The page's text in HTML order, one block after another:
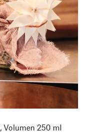
Volumen 250 ml